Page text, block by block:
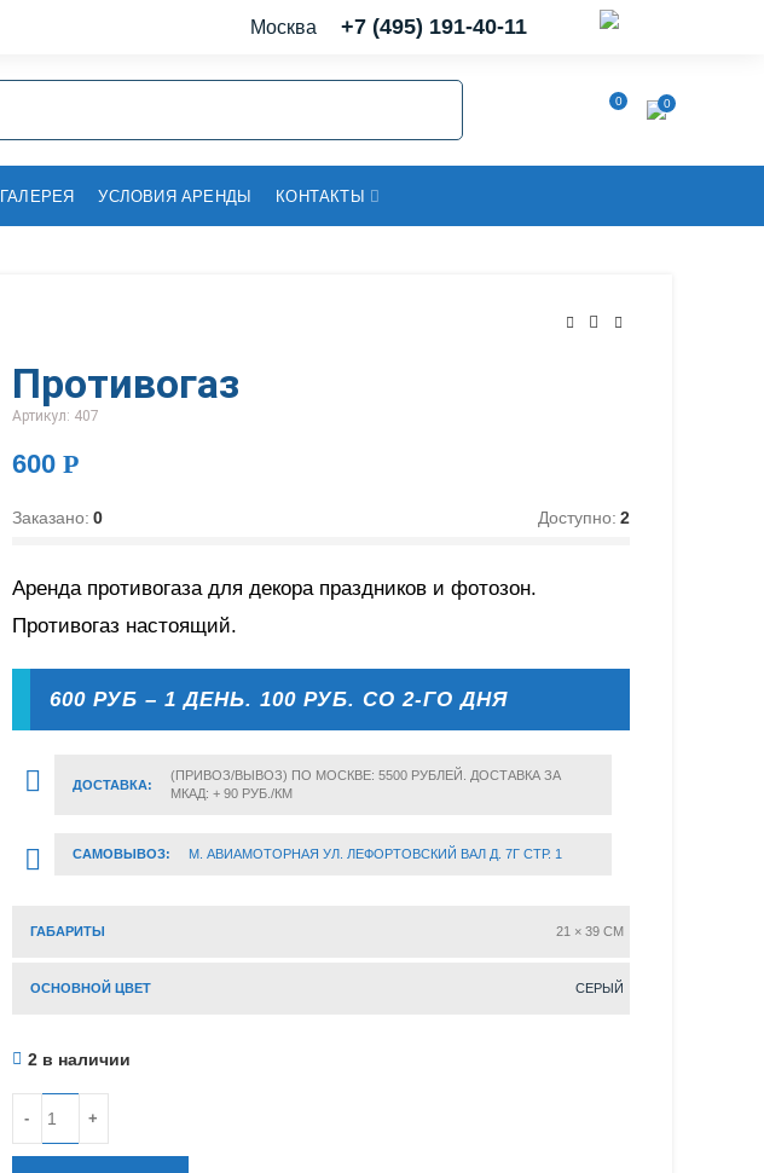
Москва +7 (495) 191-40-11
0 0
ГАЛЕРЕЯ УСЛОВИЯ АРЕНДЫ КОНТАКТЫ
Противогаз
Артикул: 407
600 Р
Заказано: 0 Доступно: 2
Аренда противогаза для декора праздников и фотозон.
Противогаз настоящий.
600 РУБ – 1 ДЕНЬ. 100 РУБ. СО 2-ГО ДНЯ
ДОСТАВКА:
(ПРИВОЗ/ВЫВОЗ) ПО МОСКВЕ: 5500 РУБЛЕЙ. ДОСТАВКА ЗА
МКАД: + 90 РУБ./КМ
САМОВЫВОЗ: М. АВИАМОТОРНАЯ УЛ. ЛЕФОРТОВСКИЙ ВАЛ Д. 7Г СТР. 1
ГАБАРИТЫ 21 × 39 CM
ОСНОВНОЙ ЦВЕТ СЕРЫЙ
2 в наличии